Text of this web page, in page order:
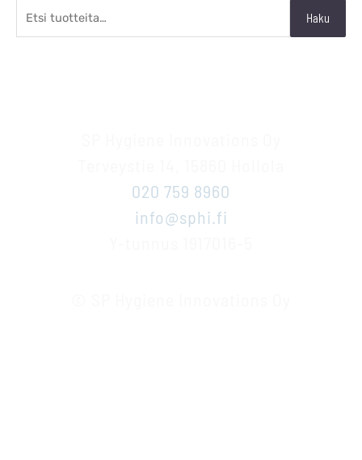
Haku
020 759 8960
info@sphi.fi